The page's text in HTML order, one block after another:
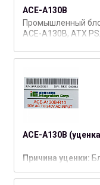
ACE-A130B
Промышленный
ACE-A130B, ATX
220/110 В ( AC ).
ACE-A130B
Причина уценки:
в использовании,